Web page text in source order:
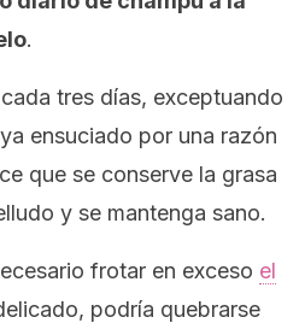
.
tres días, exceptuando
ensuciado por una razón
que se conserve la grasa
y se mantenga sano.
frotar en exceso el
podría quebrarse